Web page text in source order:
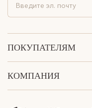
ПОКУПАТЕЛЯМ
Акции
Подарочные сертификаты
КОМПАНИЯ
О Нас